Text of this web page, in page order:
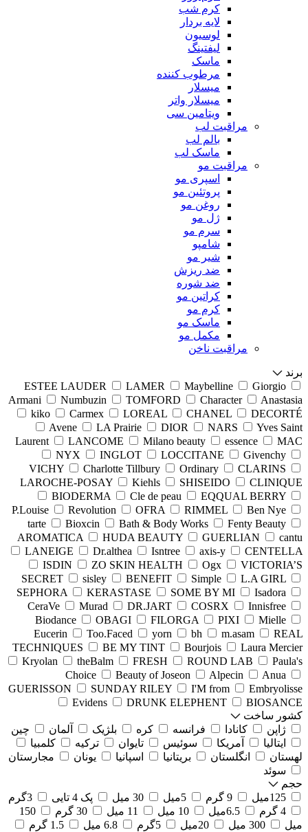
کرم شب
لایه بردار
لوسیون
لیفتینگ
ماسک
مرطوب کننده
میسلار
میسلار واتر
ویتامین سی
مراقبت لب
بالم لب
ماسک لب
مراقبت مو
اسپری مو
پروتئین مو
روغن مو
ژل مو
سرم مو
شامپو
شیر مو
ضد ریزش
ضد شوره
کراتین مو
کرم مو
ماسک مو
مکمل مو
مراقبت ناخن
برند
ESTEE LAUDER
LAMER Maybelline
Giorgio
Armani
Numbuzin TOMFORD Character
Anastasia
kiko
Carmex LOREAL CHANEL
DECORTÉ
Avene
LA Prairie DIOR NARS
Yves Saint
Laurent
LANCOME Milano beauty essence
MAC
NYX
INGLOT LOCCITANE
Givenchy
VICHY
Charlotte Tillbury Ordinary
CLARINS
LAROCHE-POSAY
Kiehls SHISEIDO
CLINIQUE
BIODERMA
Cle de peau
EQQUAL BERRY
P.Louise
Revolution OFRA RIMMEL
Ben Nye
tarte
Bioxcin Bath & Body Works
Fenty Beauty
AROMATICA
HUDA BEAUTY GUERLIAN
cantu
LANEIGE
Dr.althea Isntree axis-y
CENTELLA
ISDIN
ZO SKIN HEALTH Ogx
VICTORIA’S
SECRET
sisley BENEFIT Simple
L.A GIRL
SEPHORA
KERASTASE SOME BY MI
Isadora
CeraVe
Murad DR.JART COSRX
Innisfree
Biodance
OBAGI FILORGA PIXI
Mielle
Eucerin
Too.Faced yorn bh m.asam
REAL
TECHNIQUES
BE MY TINT Bourjois
Laura Mercier
Kryolan
theBalm FRESH ROUND LAB
Paula's
Choice
Beauty of Joseon Alpecin
Anua
GUERISSON
SUNDAY RILEY I'M from
Embryolisse
Evidens
DRUNK ELEPHENT
BIOSANCE
کشور ساخت
ژاپن
کانادا فرانسه کره بلژیک آلمان
چین
ایتالیا
آمریکا سوئیس تایوان ترکیه
کلمبیا
لهستان
انگلستان بریتانیا اسپانیا یونان
مجارستان
سوئد
حجم
125میل
9 گرم 5میل 30 میل پک 4 تایی
3گرم
4 گرم
6.5میل 10 میل 11 میل 30 گرم
150
میل
300 میل 20میل 5گرم 6.8 میل
1.5 گرم